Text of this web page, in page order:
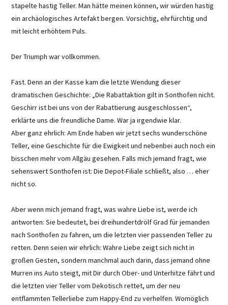
stapelte hastig Teller. Man hätte meinen können, wir würden hastig
ein archäologisches Artefakt bergen. Vorsichtig, ehrfürchtig und
mit leicht erhöhtem Puls.
Der Triumph war vollkommen.
Fast. Denn an der Kasse kam die letzte Wendung dieser
dramatischen Geschichte: „Die Rabattaktion gilt in Sonthofen nicht.
Geschirr ist bei uns von der Rabattierung ausgeschlossen“,
erklärte uns die freundliche Dame. War ja irgendwie klar.
Aber ganz ehrlich: Am Ende haben wir jetzt sechs wunderschöne
Teller, eine Geschichte für die Ewigkeit und nebenbei auch noch ein
bisschen mehr vom Allgäu gesehen. Falls mich jemand fragt, wie
sehenswert Sonthofen ist: Die Depot-Filiale schließt, also … eher
nicht so.
Aber wenn mich jemand fragt, was wahre Liebe ist, werde ich
antworten: Sie bedeutet, bei dreihundertdrölf Grad für jemanden
nach Sonthofen zu fahren, um die letzten vier passenden Teller zu
retten. Denn seien wir ehrlich: Wahre Liebe zeigt sich nicht in
großen Gesten, sondern manchmal auch darin, dass jemand ohne
Murren ins Auto steigt, mit Dir durch Ober- und Unterhitze fährt und
die letzten vier Teller vom Dekotisch rettet, um der neu
entflammten Tellerliebe zum Happy-End zu verhelfen. Womöglich